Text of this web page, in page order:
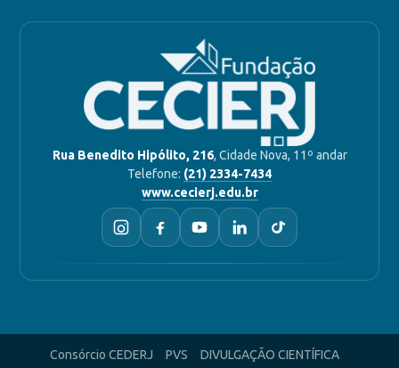
Rua Benedito Hipólito, 216, Cidade Nova, 11º andar
Telefone: (21) 2334-7434
www.cecierj.edu.br
Consórcio CEDERJ PVS
DIVULGAÇÃO CIENTÍFICA